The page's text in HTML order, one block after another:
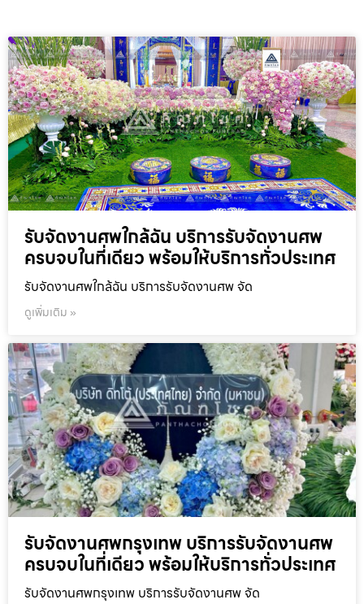
รับจัดงานศพใกล้ฉัน บริการรับจัดงานศพ
ครบจบในที่เดียว พร้อมให้บริการทั่วประเทศ
รับจัดงานศพใกล้ฉัน บริการรับจัดงานศพ จัด
ดูเพิ่มเติม »
รับจัดงานศพกรุงเทพ บริการรับจัดงานศพ
ครบจบในที่เดียว พร้อมให้บริการทั่วประเทศ
รับจัดงานศพกรุงเทพ บริการรับจัดงานศพ จัด